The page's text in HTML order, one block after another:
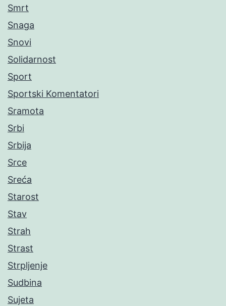
Smrt
Snaga
Snovi
Solidarnost
Sport
Sportski Komentatori
Sramota
Srbi
Srbija
Srce
Sreća
Starost
Stav
Strah
Strast
Strpljenje
Sudbina
Sujeta